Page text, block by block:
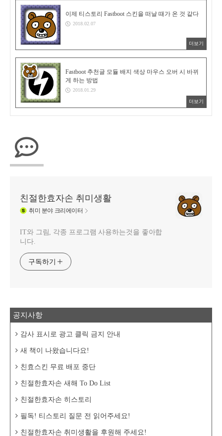
이제 티스토리 Fastboot 스킨을 떠날 때가 온 것 같다
2018.02.07
더보기
Fastboot 추천글 모듈 배지 색상 마우스 오버 시 바뀌
게 하는 방법
2018.01.29
더보기
친절한효자손 취미생활
취미 분야 크리에이터
IT와 그림, 각종 프로그램 사용하는것을 좋아합
니다.
구독하기
공지사항
감사 표시로 광고 클릭 금지 안내
새 책이 나왔습니다요!
친효스킨 무료 배포 중단
친절한효자손 새해 To Do List
친절한효자손 히스토리
필독! 티스토리 질문 전 읽어주세요!
친절한효자손 취미생활을 후원해 주세요!